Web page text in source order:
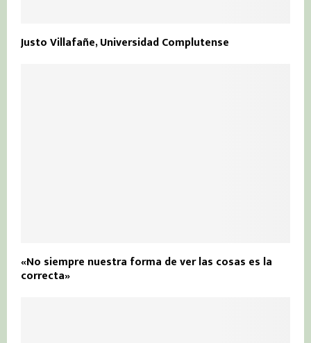
Justo Villafañe, Universidad Complutense
«No siempre nuestra forma de ver las cosas es la
correcta»